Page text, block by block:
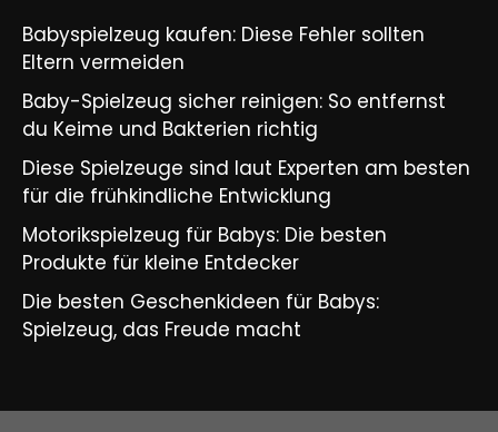
Babyspielzeug kaufen: Diese Fehler sollten
Eltern vermeiden
Baby-Spielzeug sicher reinigen: So entfernst
du Keime und Bakterien richtig
Diese Spielzeuge sind laut Experten am besten
für die frühkindliche Entwicklung
Motorikspielzeug für Babys: Die besten
Produkte für kleine Entdecker
Die besten Geschenkideen für Babys:
Spielzeug, das Freude macht